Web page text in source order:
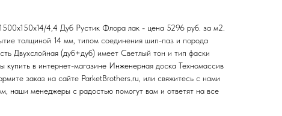
4,4 Дуб Рустик Флора лак - цена 5296 руб. за м2.
толщиной 14 мм, типом соединения шип-паз и порода
Двухслойная (дуб+дуб) имеет Светлый тон и тип фаски
купить в интернет-магазине Инженерная доска Техномассив
заказ на сайте ParketBrothers.ru, или свяжитесь с нами
наши менеджеры с радостью помогут вам и ответят на все